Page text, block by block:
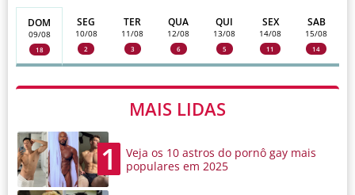
DOM
09/08
18
SEG
10/08
2
TER
11/08
3
QUA
12/08
6
QUI
13/08
5
SEX
14/08
11
SAB
15/08
14
MAIS LIDAS
1
Veja os 10 astros do pornô gay mais
populares em 2025